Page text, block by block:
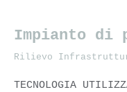
Impianto di
Rilievo
TECNOLOGIA